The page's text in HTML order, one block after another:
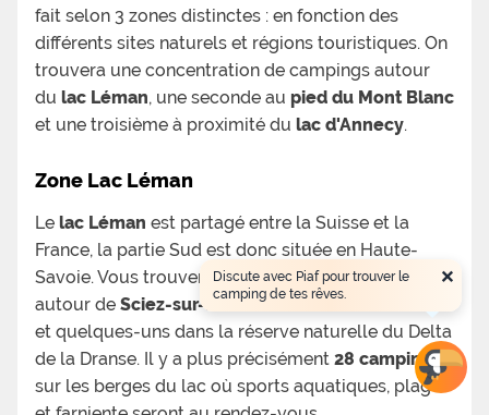
fait selon 3 zones distinctes : en fonction des
différents sites naturels et régions touristiques. On
trouvera une concentration de campings autour
du lac Léman, une seconde au pied du Mont Blanc
et une troisième à proximité du lac d'Annecy.
Zone Lac Léman
Le lac Léman est partagé entre la Suisse et la
France, la partie Sud est donc située en Haute-
Savoie. Vous trouverez une multitude de campings
autour de Sciez-sur-lemanetThonon- les-Bains
et quelques-uns dans la réserve naturelle du Delta
de la Dranse. Il y a plus précisément 28 campings
sur les berges du lac où sports aquatiques, plages
×
Discute avec Piaf pour trouver le
camping de tes rêves.